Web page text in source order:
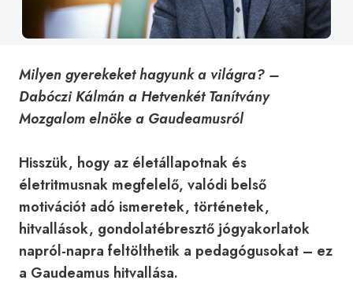
Milyen gyerekeket hagyunk a világra? –
Dabóczi Kálmán a Hetvenkét Tanítvány
Mozgalom elnöke a Gaudeamusról
Hisszük, hogy az életállapotnak és
életritmusnak megfelelő, valódi belső
motivációt adó ismeretek, történetek,
hitvallások, gondolatébresztő jógyakorlatok
napról-napra feltölthetik a pedagógusokat – ez
a Gaudeamus hitvallása.